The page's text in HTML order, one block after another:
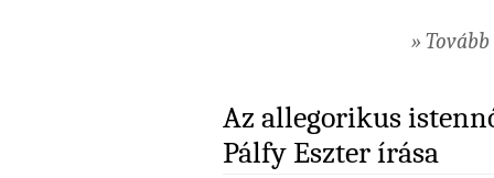
»
Az allegorikus
Pálfy Eszter írása